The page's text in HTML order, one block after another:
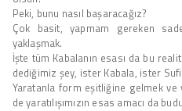
Peki, bunu nasıl başaracağız?
Çok basit, yapmam gereken
yaklaşmak.
İşte tüm Kabalanın esası da bu
dediğimiz şey, ister Kabala, ister
Yaratanla form eşitliğine gelmek ve
de yaratılışımızın esas amacı da